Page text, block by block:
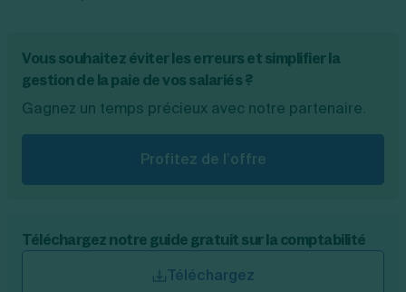
Vous souhaitez éviter les erreurs et simplifier la
gestion de la paie de vos salariés ?
Gagnez un temps précieux avec notre partenaire.
Profitez de l’offre
Téléchargez notre guide gratuit sur la comptabilité
Téléchargez